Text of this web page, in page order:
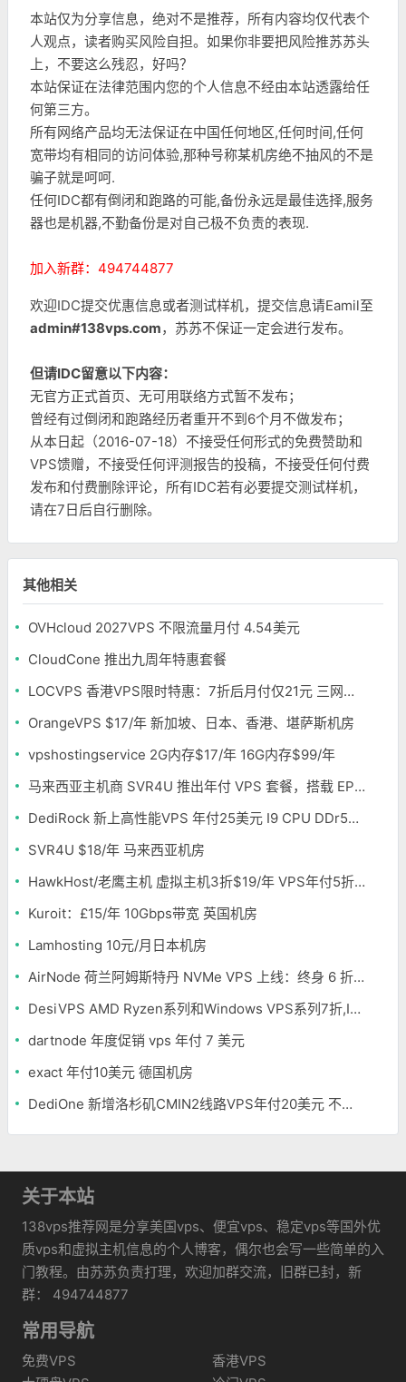
本站仅为分享信息，绝对不是推荐，所有内容均仅代表个
人观点，读者购买风险自担。如果你非要把风险推苏苏头
上，不要这么残忍，好吗？
本站保证在法律范围内您的个人信息不经由本站透露给任
何第三方。
所有网络产品均无法保证在中国任何地区,任何时间,任何
宽带均有相同的访问体验,那种号称某机房绝不抽风的不是
骗子就是呵呵.
任何IDC都有倒闭和跑路的可能,备份永远是最佳选择,服务
器也是机器,不勤备份是对自己极不负责的表现.
加入新群：494744877
欢迎IDC提交优惠信息或者测试样机，提交信息请Eamil至
admin#138vps.com，苏苏不保证一定会进行发布。
但请IDC留意以下内容：
无官方正式首页、无可用联络方式暂不发布；
曾经有过倒闭和跑路经历者重开不到6个月不做发布；
从本日起（2016-07-18）不接受任何形式的免费赞助和
VPS馈赠，不接受任何评测报告的投稿，不接受任何付费
发布和付费删除评论，所有IDC若有必要提交测试样机，
请在7日后自行删除。
其他相关
OVHcloud 2027VPS 不限流量月付 4.54美元
CloudCone 推出九周年特惠套餐
LOCVPS 香港VPS限时特惠：7折后月付仅21元 三网优化BGP线路 可选原生IP
OrangeVPS $17/年 新加坡、日本、香港、堪萨斯机房
vpshostingservice 2G内存$17/年 16G内存$99/年
马来西亚主机商 SVR4U 推出年付 VPS 套餐，搭载 EPYC/至强铂金，支持支付宝
DediRock 新上高性能VPS 年付25美元 I9 CPU DDr5内存 纽约机房
SVR4U $18/年 马来西亚机房
HawkHost/老鹰主机 虚拟主机3折$19/年 VPS年付5折$25/年
Kuroit：£15/年 10Gbps带宽 英国机房
Lamhosting 10元/月日本机房
AirNode 荷兰阿姆斯特丹 NVMe VPS 上线：终身 6 折，€1.99/月起，2.5Tbit/s DDoS 防护
DesiVPS AMD Ryzen系列和Windows VPS系列7折,Intel系列年付11.6美元
dartnode 年度促销 vps 年付 7 美元
exact 年付10美元 德国机房
DediOne 新增洛杉矶CMIN2线路VPS年付20美元 不限流量
关于本站
138vps推荐网是分享美国vps、便宜vps、稳定vps等国外优
质vps和虚拟主机信息的个人博客，偶尔也会写一些简单的入
门教程。由苏苏负责打理，欢迎加群交流，旧群已封，新
群： 494744877
常用导航
免费VPS
香港VPS